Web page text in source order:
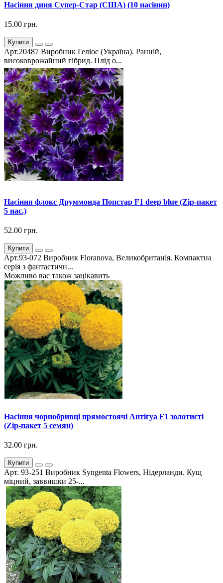
Насіння диня Супер-Стар (США) (10 насінин)
15.00 грн.
Купити
Арт.20487 Виробник Геліос (Україна). Ранній,
високоврожайний гібрид. Плід о...
Насіння флокс Друммонда Попстар F1 deep blue (Zip-пакет
5 нас.)
52.00 грн.
Купити
Арт.93-072 Виробник Floranova, Великобританія. Компактна
серія з фантастичн...
Можливо вас також зацікавить
Насіння чорнобривці прямостоячі Антігуа F1 золотисті
(Zip-пакет 5 семян)
32.00 грн.
Купити
Арт. 93-251 Виробник Syngenta Flowers, Нідерланди. Кущ
міцний, заввишки 25-...